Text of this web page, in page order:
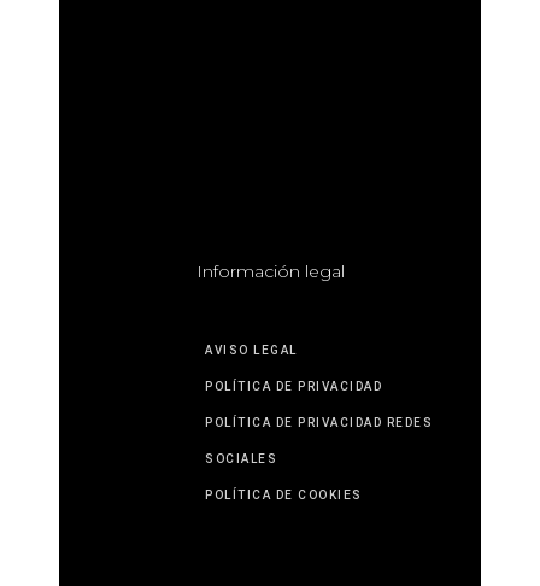
Información legal
AVISO LEGAL
POLÍTICA DE PRIVACIDAD
POLÍTICA DE PRIVACIDAD REDES
SOCIALES
POLÍTICA DE COOKIES